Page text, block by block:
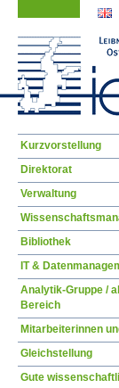
Navigation
Kurzvorstellung
Direktorat
Verwaltung
Bibliothek
IT &
Analytik-Gruppe /
Bereich
Mitarbeiterinnen
Gleichstellung
Gute